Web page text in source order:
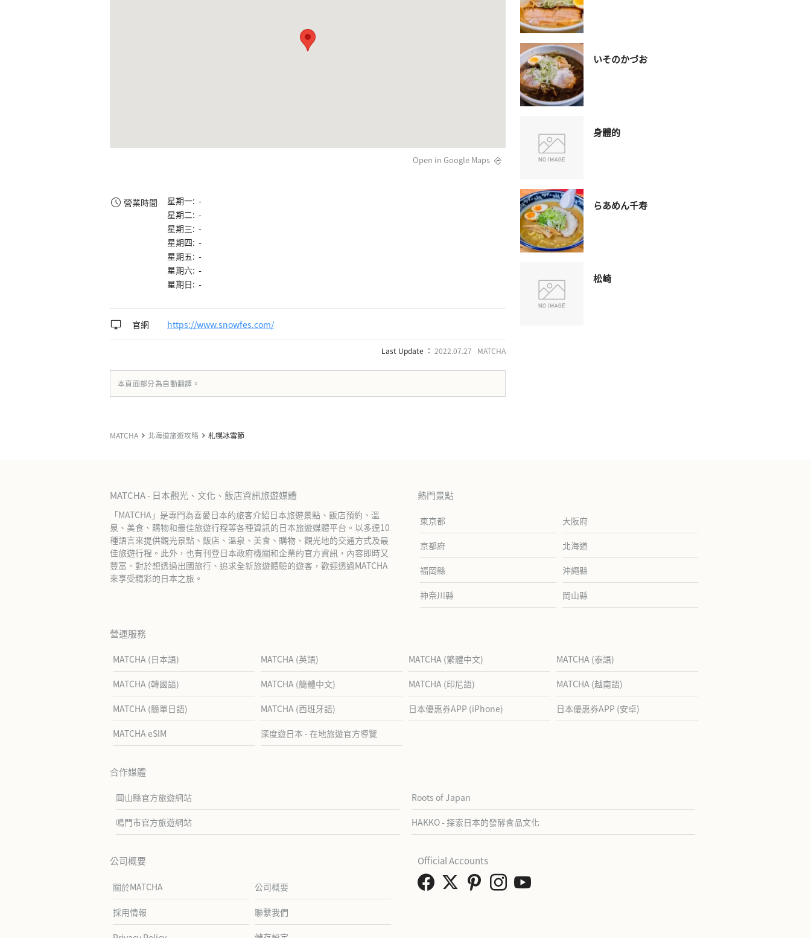
Open in Google Maps
營業時間
星期一: -
星期二: -
星期三: -
星期四: -
星期五: -
星期六: -
星期日: -
官網 https://www.snowfes.com/
Last Update ： 2022.07.27 MATCHA
本頁面部分為自動翻譯。
いそのかづお
身體的
らあめん千寿
松崎
MATCHA 北海道旅遊攻略 札幌冰雪節
MATCHA - 日本觀光、文化、飯店資訊旅遊媒體
「MATCHA」是專門為喜愛日本的旅客介紹日本旅遊景點、飯店預約、溫
泉、美食、購物和最佳旅遊行程等各種資訊的日本旅遊媒體平台。以多達10
種語言來提供觀光景點、飯店、溫泉、美食、購物、觀光地的交通方式及最
佳旅遊行程。此外，也有刊登日本政府機關和企業的官方資訊，內容即時又
豐富。對於想透過出國旅行、追求全新旅遊體驗的遊客，歡迎透過MATCHA
來享受精彩的日本之旅。
熱門景點
東京都 大阪府
京都府 北海道
福岡縣 沖繩縣
神奈川縣 岡山縣
營運服務
MATCHA (日本語) MATCHA (英語) MATCHA (繁體中文) MATCHA (泰語)
MATCHA (韓國語) MATCHA (簡體中文) MATCHA (印尼語) MATCHA (越南語)
MATCHA (簡單日語) MATCHA (西班牙語) 日本優惠券APP (iPhone) 日本優惠券APP (安卓)
MATCHA eSIM 深度遊日本 - 在地旅遊官方導覽
合作媒體
岡山縣官方旅遊網站 Roots of Japan
鳴門市官方旅遊網站 HAKKO - 探索日本的發酵食品文化
公司概要
關於MATCHA 公司概要
採用情報 聯繫我們
Official Accounts